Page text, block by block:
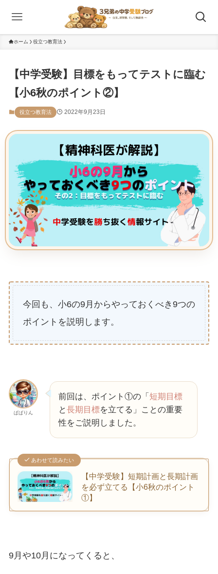
ホーム 役立つ教育法
【中学受験】目標をもってテストに臨む
【小6秋のポイント②】
役立つ教育法 2022年9月23日
今回も、小6の9月からやっておくべき9つの
ポイントを説明します。
ぱぱりん
前回は、ポイント①の「 短期目標
と長期目標を立てる」ことの重要
性をご説明しました。
あわせて読みたい
【中学受験】短期計画と長期計画
を必ず立てる【小6秋のポイント
①】
9月や10月になってくると、